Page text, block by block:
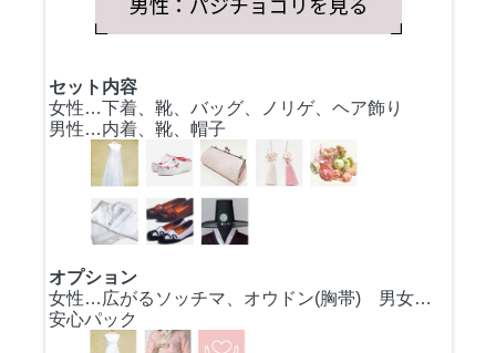
セット内容
女性…下着、靴、バッグ、ノリゲ、ヘア飾り
男性…内着、靴、帽子
オプション
女性…広がるソッチマ、オウドン(胸帯) 男女…
安心パック